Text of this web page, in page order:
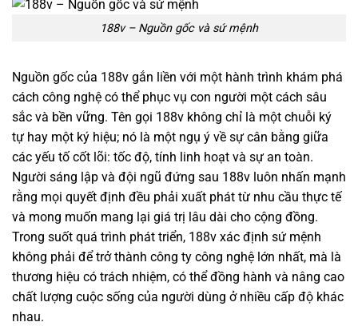
188v – Nguồn gốc và sứ mệnh
Nguồn gốc của 188v gắn liền với một hành trình khám phá
cách công nghệ có thể phục vụ con người một cách sâu
sắc và bền vững. Tên gọi 188v không chỉ là một chuỗi ký
tự hay một ký hiệu; nó là một ngụ ý về sự cân bằng giữa
các yếu tố cốt lõi: tốc độ, tính linh hoạt và sự an toàn.
Người sáng lập và đội ngũ đứng sau 188v luôn nhấn mạnh
rằng mọi quyết định đều phải xuất phát từ nhu cầu thực tế
và mong muốn mang lại giá trị lâu dài cho cộng đồng.
Trong suốt quá trình phát triển, 188v xác định sứ mệnh
không phải để trở thành công ty công nghệ lớn nhất, mà là
thương hiệu có trách nhiệm, có thể đồng hành và nâng cao
chất lượng cuộc sống của người dùng ở nhiều cấp độ khác
nhau.